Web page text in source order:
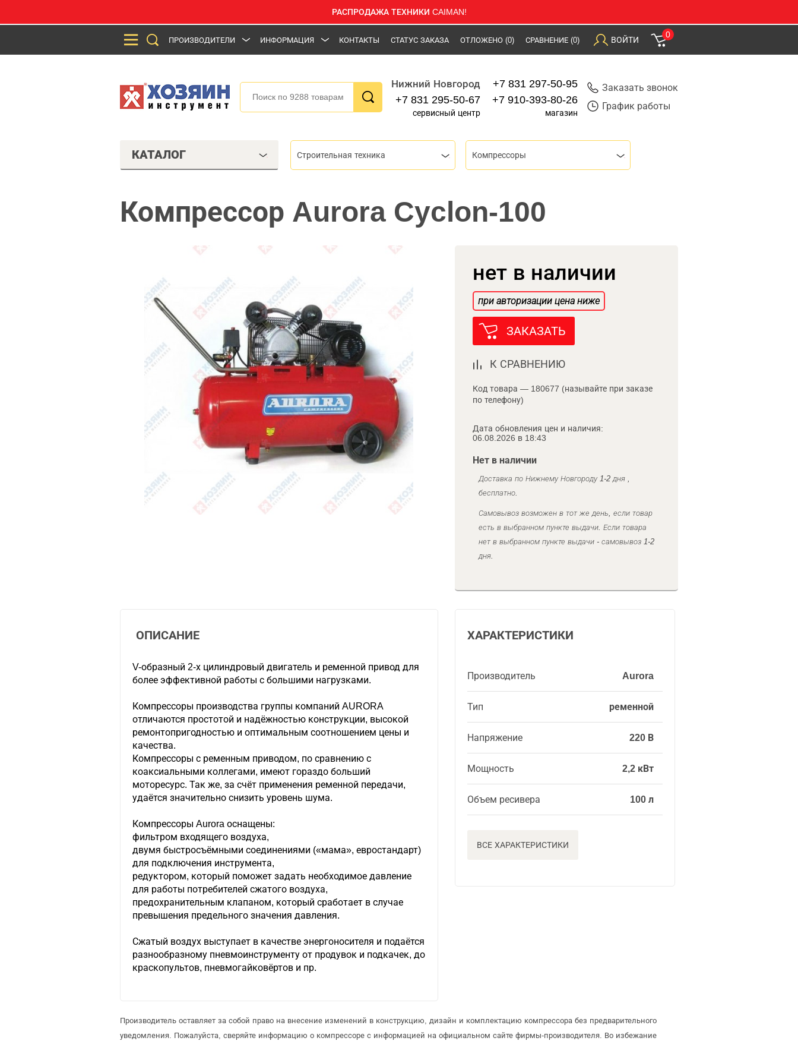
РАСПРОДАЖА ТЕХНИКИ CAIMAN!
ПРОИЗВОДИТЕЛИ ИНФОРМАЦИЯ КОНТАКТЫ СТАТУС ЗАКАЗА ОТЛОЖЕНО (0) СРАВНЕНИЕ (0) ВОЙТИ
0
Нижний Новгород
+7 831 295-50-67
сервисный центр
+7 831 297-50-95
+7 910-393-80-26
магазин
Заказать звонок
График работы
КАТАЛОГ Строительная техника Компрессоры
Компрессор Aurora Cyclon-100
нет в наличии
при авторизации цена ниже
ЗАКАЗАТЬ
К СРАВНЕНИЮ
Код товара — 180677 (называйте при заказе
по телефону)
Дата обновления цен и наличия:
06.08.2026 в 18:43
Нет в наличии
Доставка по Нижнему Новгороду 1-2 дня ,
бесплатно.
Самовывоз возможен в тот же день, если товар
есть в выбранном пункте выдачи. Если товара
нет в выбранном пункте выдачи - самовывоз 1-2
дня.
ХАРАКТЕРИСТИКИ
Производитель Aurora
Тип ременной
Напряжение 220 В
Мощность 2,2 кВт
Объем ресивера 100 л
ВСЕ ХАРАКТЕРИСТИКИ
ОПИСАНИЕ
V-образный 2-х цилиндровый двигатель и ременной привод для
более эффективной работы с большими нагрузками.
Компрессоры производства группы компаний AURORA
отличаются простотой и надёжностью конструкции, высокой
ремонтопригодностью и оптимальным соотношением цены и
качества.
Компрессоры с ременным приводом, по сравнению с
коаксиальными коллегами, имеют гораздо больший
моторесурс. Так же, за счёт применения ременной передачи,
удаётся значительно снизить уровень шума.
Компрессоры Aurora оснащены:
фильтром входящего воздуха,
двумя быстросъёмными соединениями («мама», евростандарт)
для подключения инструмента,
редуктором, который поможет задать необходимое давление
для работы потребителей сжатого воздуха,
предохранительным клапаном, который сработает в случае
превышения предельного значения давления.
Сжатый воздух выступает в качестве энергоносителя и подаётся
разнообразному пневмоинструменту от продувок и подкачек, до
краскопультов, пневмогайковёртов и пр.
Производитель оставляет за собой право на внесение изменений в конструкцию, дизайн и комплектацию компрессора без предварительного
уведомления. Пожалуйста, сверяйте информацию о компрессоре с информацией на официальном сайте фирмы-производителя. Во избежание